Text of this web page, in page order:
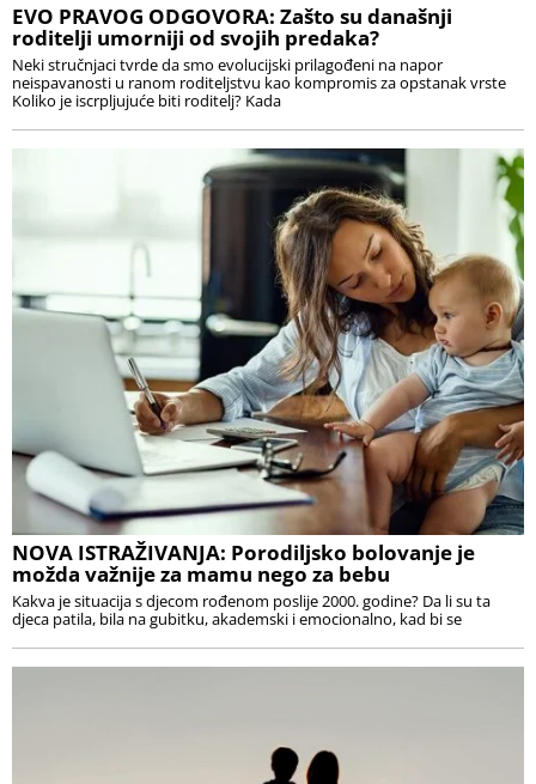
EVO PRAVOG ODGOVORA: Zašto su današnji
roditelji umorniji od svojih predaka?
Neki stručnjaci tvrde da smo evolucijski prilagođeni na napor
neispavanosti u ranom roditeljstvu kao kompromis za opstanak vrste
Koliko je iscrpljujuće biti roditelj? Kada
NOVA ISTRAŽIVANJA: Porodiljsko bolovanje je
možda važnije za mamu nego za bebu
Kakva je situacija s djecom rođenom poslije 2000. godine? Da li su ta
djeca patila, bila na gubitku, akademski i emocionalno, kad bi se